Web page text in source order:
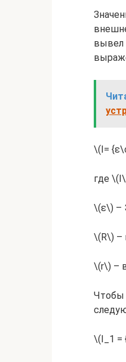
вывел
\(I=
где
\(ε\) –
\(R\) –
\(r\) –
Чтобы
\(I_1 =